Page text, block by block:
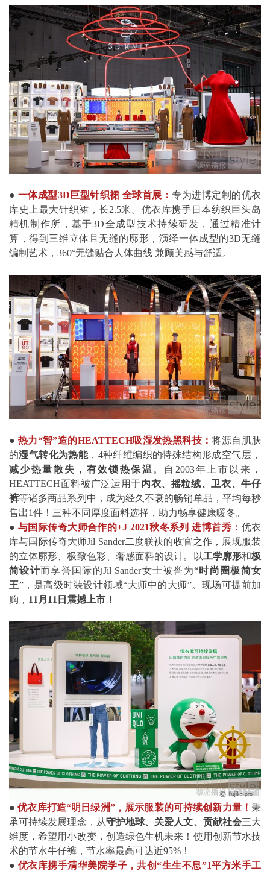
● 一体成型3D巨型针织裙 全球首展：专为进博定制的优衣
库史上最大针织裙，长2.5米。优衣库携手日本纺织巨头岛
精机制作所，基于3D全成型技术持续研发，通过精准计
算，得到三维立体且无缝的廓形，演绎一体成型的3D无缝
编制艺术，360°无缝贴合人体曲线 兼顾美感与舒适。
● 热力“智”造的HEATTECH吸湿发热黑科技：将源自肌肤
的湿气转化为热能，4种纤维编织的特殊结构形成空气层，
减少热量散失，有效锁热保温 。自2003年上市以来，
HEATTECH面料被广泛运用于内衣、摇粒绒、卫衣、牛仔
裤等诸多商品系列中，成为经久不衰的畅销单品，平均每秒
售出1件！三种不同厚度面料选择，助力畅享健康暖冬。
● 与国际传奇大师合作的+J 2021秋冬系列 进博首秀： 优衣
库与国际传奇大师Jil Sander二度联袂的收官之作，展现服装
的立体廓形、极致色彩、奢感面料的设计。以工学廓形和极
简设计而享誉国际的Jil Sander女士被誉为“ 时尚圈极简女
王”，是高级时装设计领域“大师中的大师”。现场可提前加
购， 11月11日震撼上市！
●优衣库打造“明日绿洲”，展示服装的可持续创新力量！ 秉
承可持续发展理念，从守护地球、关爱人文、贡献社会三大
维度，希望用小改变，创造绿色生机未来！使用创新节水技
术的节水牛仔裤，节水率最高可达近95%！
● 优衣库携手清华美院学子，共创“生生不息”1平方米手工